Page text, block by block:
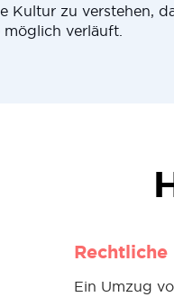
Kultur zu verstehen,
verläuft.
Ein Umzug